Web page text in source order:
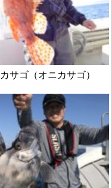
サゴ（オニカサゴ）